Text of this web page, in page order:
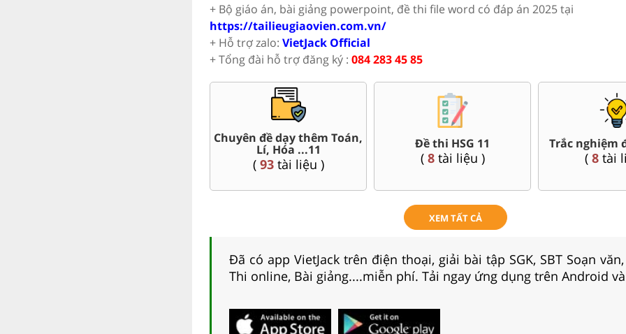
+ Bộ giáo án, bài giảng powerpoint, đề thi file word có đáp án 2025 tại
https://tailieugiaovien.com.vn/
+ Hỗ trợ zalo: VietJack Official
+ Tổng đài hỗ trợ đăng ký : 084 283 45 85
Chuyên đề dạy thêm Toán, Đề thi HSG 11
(8
Trắc nghiệm đúng sai 11
(8
Đề
XEM TẤT CẢ
Đã có app VietJack trên điện thoại, giải bài tập SGK, SBT Soạn
Thi online, Bài giảng....miễn phí. Tải ngay ứng dụng trên Android